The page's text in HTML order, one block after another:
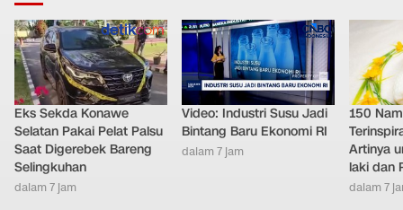
Eks Sekda Konawe
Selatan Pakai Pelat Palsu
Saat Digerebek Bareng
Selingkuhan
dalam 7 jam
Video: Industri Susu Jadi
Bintang Baru Ekonomi RI
dalam 7 jam
150
Artinya
laki dan
dalam 7